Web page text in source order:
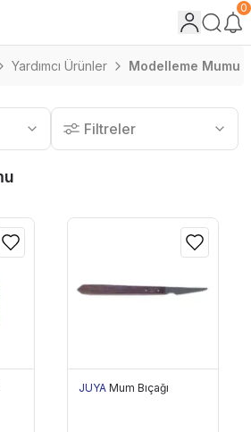
0
Yardımcı Ürünler Modelleme Mumu
Filtreler
JUYA Mum Bıçağı